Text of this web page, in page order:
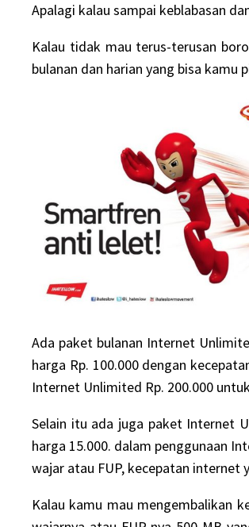
Apalagi kalau sampai keblabasan
Kalau tidak mau terus-terusan
bulanan dan harian yang bisa kamu
Ada paket bulanan Internet
harga Rp. 100.000 dengan
Internet Unlimited Rp. 200.000
Selain itu ada juga paket Internet
harga 15.000. dalam penggunaan
wajar atau FUP, kecepatan internet
Kalau kamu mau mengembalikan